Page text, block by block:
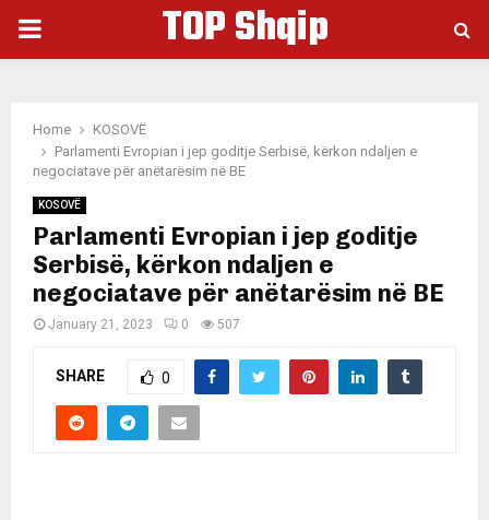
PRIMARY
TOP Shqip
Home
KOSOVË
Parlamenti Evropian i jep goditje Serbisë, kërkon ndaljen e
negociatave për anëtarësim në BE
KOSOVË
Parlamenti Evropian i jep goditje
Serbisë, kërkon ndaljen e
negociatave për anëtarësim në BE
January 21, 2023 0 507
SHARE 0